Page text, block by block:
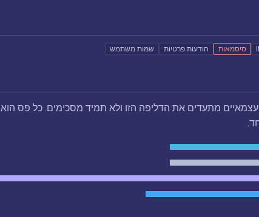
סיסמאות הודעות פרטיות שמות משתמש
מתעדים את הדליפה הזו ולא תמיד מסכימים. כל פס הוא